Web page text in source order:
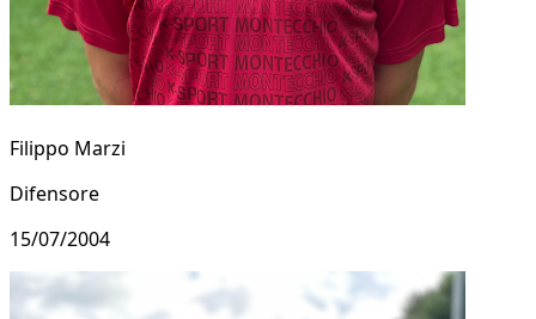
Filippo Marzi
Difensore
15/07/2004